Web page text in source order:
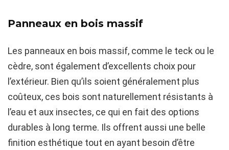
Panneaux en bois massif
Les panneaux en bois massif, comme le teck ou le
cèdre, sont également d’excellents choix pour
l’extérieur. Bien qu’ils soient généralement plus
coûteux, ces bois sont naturellement résistants à
l’eau et aux insectes, ce qui en fait des options
durables à long terme. Ils offrent aussi une belle
finition esthétique tout en ayant besoin d’être